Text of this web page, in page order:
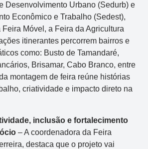
Desenvolvimento Urbano (Sedurb) e
Econômico e Trabalho (Sedest),
Móvel, a Feira da Agricultura
itinerantes percorrem bairros e
como: Busto de Tamandaré,
Brisamar, Cabo Branco, entre
montagem de feira reúne histórias
criatividade e impacto direto na
inclusão e fortalecimento
– A coordenadora da Feira
destaca que o projeto vai